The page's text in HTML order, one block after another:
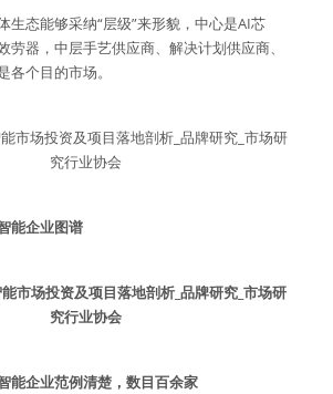
生态能够采纳“层级”来形貌，中心是AI芯
劳器，中层手艺供应商、解决计划供应商、
各个目的市场。
能企业图谱
能企业范例清楚，数目百余家